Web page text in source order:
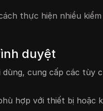
thực hiện nhiều
duyệt
cung cấp các tùy
hợp với thiết bị hoặc